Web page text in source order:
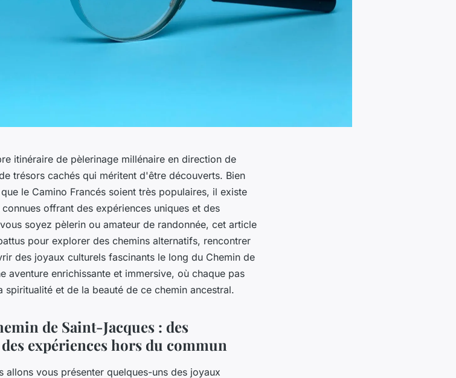
itinéraire de pèlerinage millénaire en direction de
trésors cachés qui méritent d'être découverts. Bien
le Camino Francés soient très populaires, il existe
offrant des expériences uniques et des
soyez pèlerin ou amateur de randonnée, cet article
pour explorer des chemins alternatifs, rencontrer
des joyaux culturels fascinants le long du Chemin de
aventure enrichissante et immersive, où chaque pas
et de la beauté de ce chemin ancestral.
de Saint-Jacques : des
expériences hors du commun
vous présenter quelques-uns des joyaux